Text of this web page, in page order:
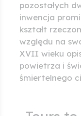
pozostałych
inwencja
kształt
względu na
XVII wieku
powietrza i
śmiertelnego